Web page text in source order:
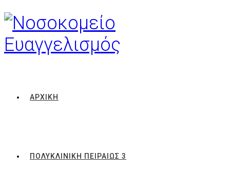
ΑΡΧΙΚΗ
ΠΟΛΥΚΛΙΝΙΚΗ ΠΕΙΡΑΙΩΣ 3